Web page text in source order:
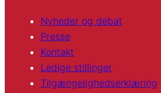
Nyheder og debat
Presse
Kontakt
Ledige stillinger
Tilgængelighedserklæring